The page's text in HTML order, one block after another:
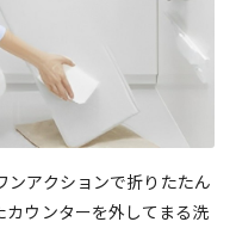
ンアクションで折りたたん
ウンターを外してまる洗